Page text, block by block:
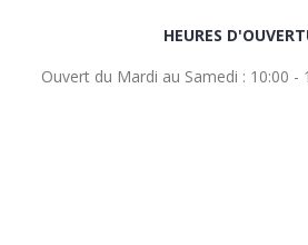
HEURES
Ouvert du Mardi au Samedi : 10:00 -